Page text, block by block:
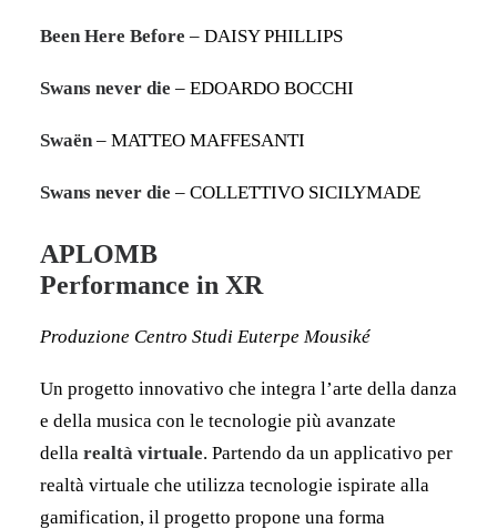
Been Here Before – DAISY PHILLIPS
Swans never die – EDOARDO BOCCHI
Swaën– MATTEO MAFFESANTI
Swans never die – COLLETTIVO SICILYMADE
APLOMB
Performance in XR
Produzione Centro Studi Euterpe Mousiké
Un progetto innovativo che integra l’arte della danza
e della musica con le tecnologie più avanzate
della realtà virtuale. Partendo da un applicativo per
realtà virtuale che utilizza tecnologie ispirate alla
gamification, il progetto propone una forma